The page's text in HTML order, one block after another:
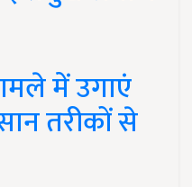
में उगाएं
तरीकों से